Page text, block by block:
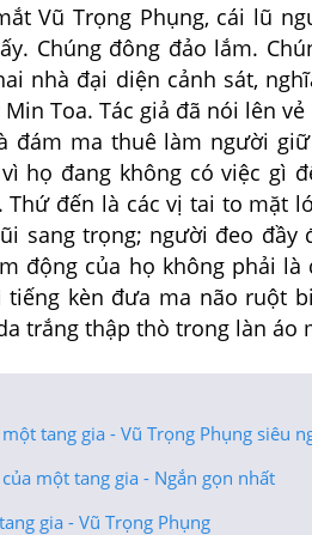
Vũ Trọng Phụng, cái lũ
Chúng đông đảo lắm.
nhà đại diện cảnh sát,
Toa. Tác giả đã nói lên
đám ma thuê làm người
họ đang không có việc gì
đến là các vị tai to mặt
sang trọng; người đeo đầy
động của họ không phải
tiếng kèn đưa ma não ruột
trắng thập thò trong làn áo
tang gia - Vũ Trọng Phụng siêu
một tang gia - Ngắn gọn nhất
gia - Vũ Trọng Phụng